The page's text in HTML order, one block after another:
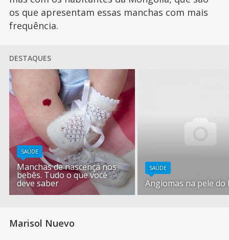
os que apresentam essas manchas com mais
frequência.
DESTAQUES
SAÚDE
Manchas de nascença nos
bebês. Tudo o que você
deve saber
SAÚDE
Angiomas na pele do
Marisol Nuevo